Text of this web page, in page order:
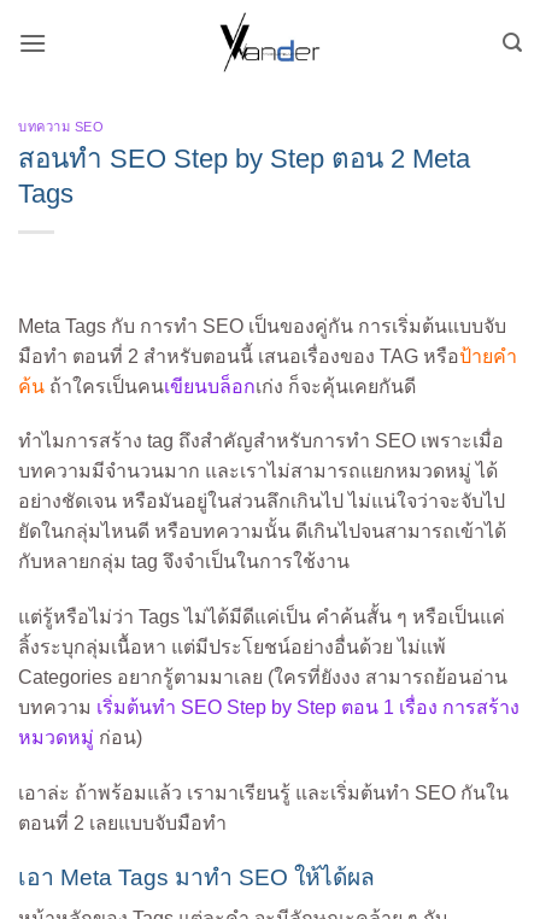
บทความ SEO
สอนทำ SEO Step by Step ตอน 2 Meta
Tags
Meta Tags กับ การทำ SEO เป็นของคู่กัน การเริ่มต้นแบบจับ
มือทำ ตอนที่ 2 สำหรับตอนนี้ เสนอเรื่องของ TAG หรือป้ายคำ
ค้น ถ้าใครเป็นคนเขียนบล็อกเก่ง ก็จะคุ้นเคยกันดี
ทำไมการสร้าง tag ถึงสำคัญสำหรับการทำ SEO เพราะเมื่อ
บทความมีจำนวนมาก และเราไม่สามารถแยกหมวดหมู่ ได้
อย่างชัดเจน หรือมันอยู่ในส่วนลึกเกินไป ไม่แน่ใจว่าจะจับไป
ยัดในกลุ่มไหนดี หรือบทความนั้น ดีเกินไปจนสามารถเข้าได้
กับหลายกลุ่ม tag จึงจำเป็นในการใช้งาน
แต่รู้หรือไม่ว่า Tags ไม่ได้มีดีแค่เป็น คำค้นสั้น ๆ หรือเป็นแค่
ลิ้งระบุกลุ่มเนื้อหา แต่มีประโยชน์อย่างอื่นด้วย ไม่แพ้
Categories อยากรู้ตามมาเลย (ใครที่ยังงง สามารถย้อนอ่าน
บทความ เริ่มต้นทำ SEO Step by Step ตอน 1 เรื่อง การสร้าง
หมวดหมู่ ก่อน)
เอาล่ะ ถ้าพร้อมแล้ว เรามาเรียนรู้ และเริ่มต้นทำ SEO กันใน
ตอนที่ 2 เลยแบบจับมือทำ
เอา Meta Tags มาทำ SEO ให้ได้ผล